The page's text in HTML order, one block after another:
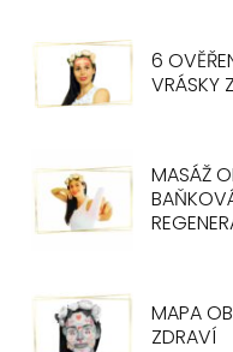
6
VRÁSKY
MASÁŽ
MAPA
ZDRAVÍ